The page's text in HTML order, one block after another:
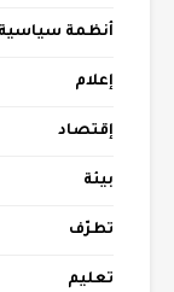
أنظمة سياسية
إعلام
إقتصاد
بيئة
تطرّف
تعليم